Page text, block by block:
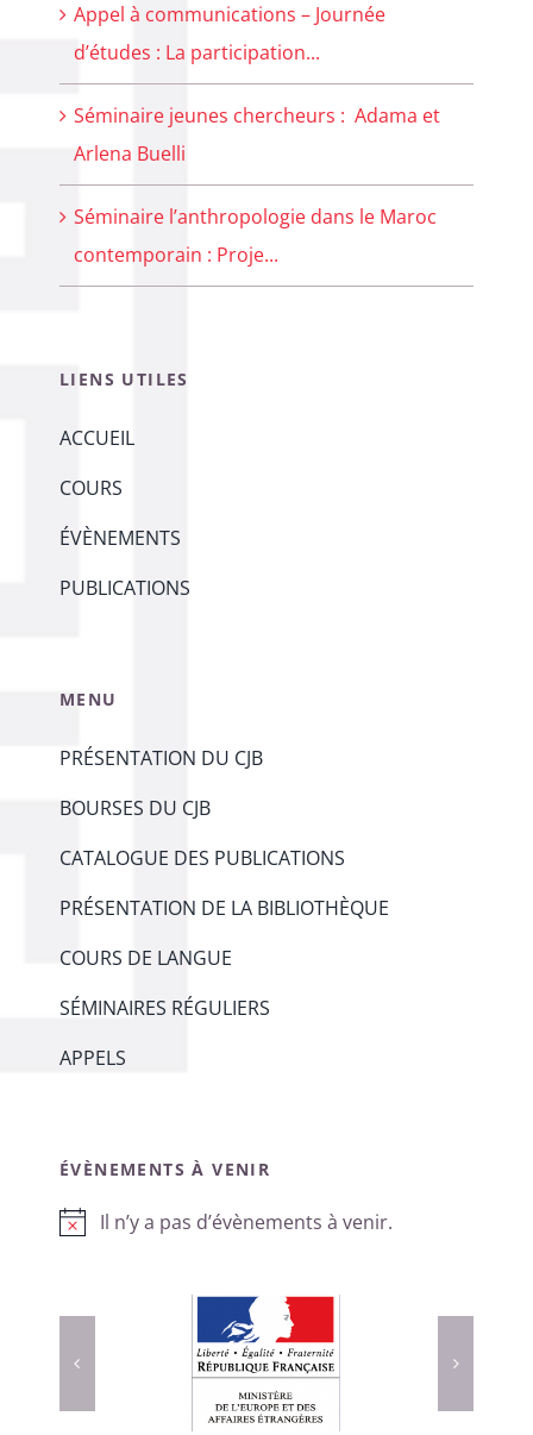
Appel à communications – Journée
d’études : La participation...
Séminaire jeunes chercheurs : Adama et
Arlena Buelli
Séminaire l’anthropologie dans le Maroc
contemporain : Proje...
LIENS UTILES
ACCUEIL
COURS
ÉVÈNEMENTS
PUBLICATIONS
MENU
PRÉSENTATION DU CJB
BOURSES DU CJB
CATALOGUE DES PUBLICATIONS
PRÉSENTATION DE LA BIBLIOTHÈQUE
COURS DE LANGUE
SÉMINAIRES RÉGULIERS
APPELS
ÉVÈNEMENTS À VENIR
Notice
Il n’y a pas d’évènements à venir.